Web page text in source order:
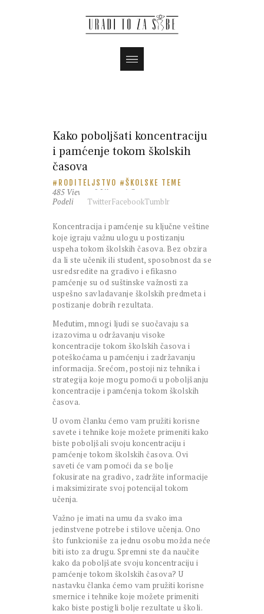
Kako poboljšati koncentraciju
i pamćenje tokom školskih
časova
RODITELJSTVO ŠKOLSKE TEME
485 Views 0 Likes 1 Comment
Podeli
TwitterFacebookTumblr
Koncentracija i pamćenje su ključne veštine
koje igraju važnu ulogu u postizanju
uspeha tokom školskih časova. Bez obzira
da li ste učenik ili student, sposobnost da se
usredsredite na gradivo i efikasno
pamćenje su od suštinske važnosti za
uspešno savladavanje školskih predmeta i
postizanje dobrih rezultata.
Međutim, mnogi ljudi se suočavaju sa
izazovima u održavanju visoke
koncentracije tokom školskih časova i
poteškoćama u pamćenju i zadržavanju
informacija. Srećom, postoji niz tehnika i
strategija koje mogu pomoći u poboljšanju
koncentracije i pamćenja tokom školskih
časova.
U ovom članku ćemo vam pružiti korisne
savete i tehnike koje možete primeniti kako
biste poboljšali svoju koncentraciju i
pamćenje tokom školskih časova. Ovi
saveti će vam pomoći da se bolje
fokusirate na gradivo, zadržite informacije
i maksimizirate svoj potencijal tokom
učenja.
Važno je imati na umu da svako ima
jedinstvene potrebe i stilove učenja. Ono
što funkcioniše za jednu osobu možda neće
biti isto za drugu. Spremni ste da naučite
kako da poboljšate svoju koncentraciju i
pamćenje tokom školskih časova? U
nastavku članka ćemo vam pružiti korisne
smernice i tehnike koje možete primeniti
kako biste postigli bolje rezultate u školi.